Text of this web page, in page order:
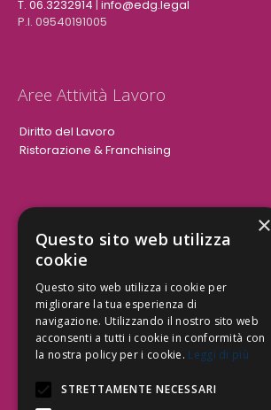
T. 06.3232914 | info@edg.legal
P.I. 09540191005
Aree Attività Lavoro
Diritto del Lavoro
Ristorazione & Franchising
Aree Attività Civile
Tutele del Credito
Responsabilità Civile
Contrattualistica
×
Questo sito web utilizza
cookie
Questo sito web utilizza i cookie per
migliorare la tua esperienza di
navigazione. Utilizzando il nostro sito web
acconsenti a tutti i cookie in conformità con
la nostra policy per i cookie. Leggi di più
STRETTAMENTE NECESSARI